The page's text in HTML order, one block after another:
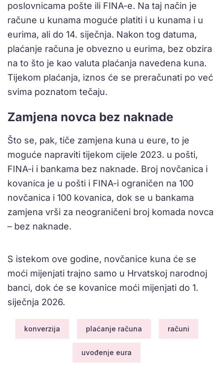
poslovnicama pošte ili FINA-e. Na taj način je
račune u kunama moguće platiti i u kunama i u
eurima, ali do 14. siječnja. Nakon tog datuma,
plaćanje računa je obvezno u eurima, bez obzira
na to što je kao valuta plaćanja navedena kuna.
Tijekom plaćanja, iznos će se preračunati po već
svima poznatom tečaju.
Zamjena novca bez naknade
Što se, pak, tiče zamjena kuna u eure, to je
moguće napraviti tijekom cijele 2023. u pošti,
FINA-i i bankama bez naknade. Broj novčanica i
kovanica je u pošti i FINA-i ograničen na 100
novčanica i 100 kovanica, dok se u bankama
zamjena vrši za neograničeni broj komada novca
– bez naknade.
S istekom ove godine, novčanice kuna će se
moći mijenjati trajno samo u Hrvatskoj narodnoj
banci, dok će se kovanice moći mijenjati do 1.
siječnja 2026.
konverzija plaćanje računa računi
uvođenje eura